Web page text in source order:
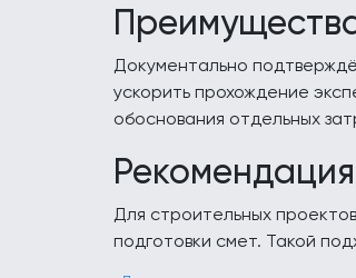
Документально
ускорить прохождение
обоснования отдельных
Рекомендация
Для строительных
подготовки смет. Такой